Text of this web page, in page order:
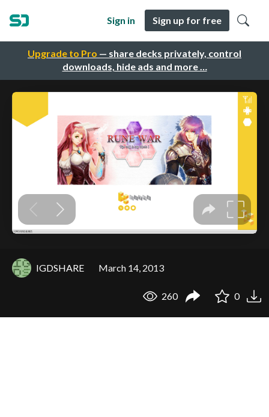
Upgrade to Pro — share decks privately, control
downloads, hide ads and more …
Sign in Sign up for free
IGDSHARE March 14, 2013
260 0